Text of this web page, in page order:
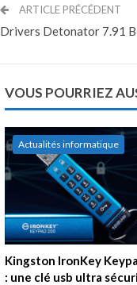
ARTICLE PRÉCÉDENT
Drivers Detonator 7.91
VOUS POURRIEZ
Actualités informatique
Kingston IronKey
: une clé usb ultra